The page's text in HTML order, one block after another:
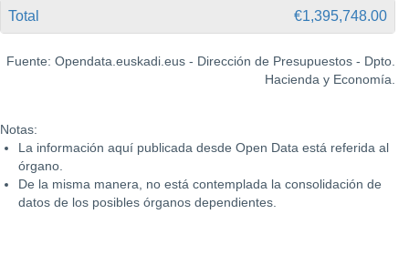
Total
€1,395,748.00
Fuente: Opendata.euskadi.eus - Dirección de Presupuestos - Dpto.
Hacienda y Economía.
Notas:
La información aquí publicada desde Open Data está referida al
órgano.
De la misma manera, no está contemplada la consolidación de
datos de los posibles órganos dependientes.